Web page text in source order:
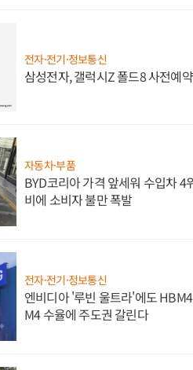
전자·전기·정보통신
삼성전자, 갤럭시Z 폴드8 사전예
자동차·부품
BYD코리아 가격 앞세워 수입차 4
비에 소비자 불만 폭발
전자·전기·정보통신
엔비디아 '루빈 울트라'에도
M4 수율에 주도권 갈린다